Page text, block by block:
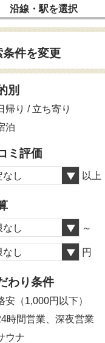
沿線・駅を選択
条件を変更
別
帰り / 立ち寄り
泊
ミ評価
なし 以上
なし ～
なし 円
わり条件
安（1,000円以下）
時間営業、深夜営業
ウナ